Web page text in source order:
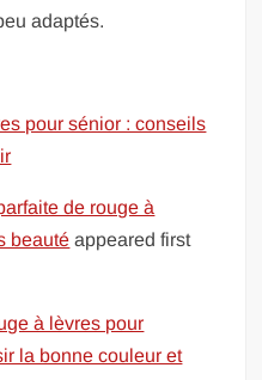
adaptés.
pour sénior : conseils
de rouge à
beauté appeared first
à lèvres pour
la bonne couleur et